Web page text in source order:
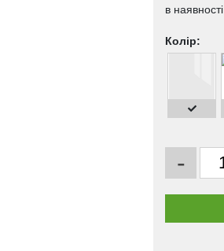
в наявності
Колір:
-